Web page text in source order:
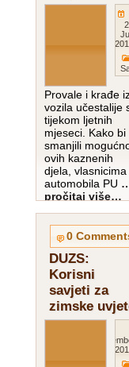
Provale i krađe
vozila učestalije
tijekom ljetnih
mjeseci. Kako bi
smanjili
ovih kaznenih
djela, vlasnicima
automobila PU
pročitaj više…
0
DUZS:
Korisni
savjeti za
zimske